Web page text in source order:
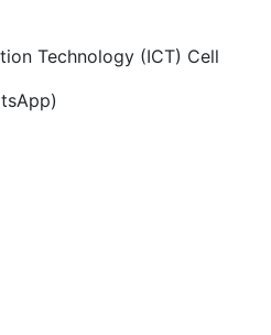
Technology (ICT) Cell